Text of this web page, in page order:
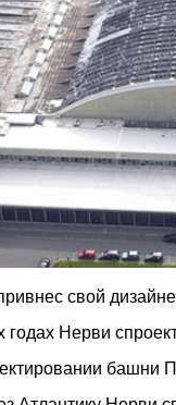
свой
годах Нерви
башни